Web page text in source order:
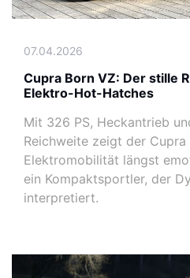
07.04.2026
Cupra Born VZ: Der stille
Elektro-Hot-Hatches
Mit 326 PS, Heckantrieb
Reichweite zeigt der Cupra
Elektromobilität längst
ein Kompaktsportler, der
interpretiert.